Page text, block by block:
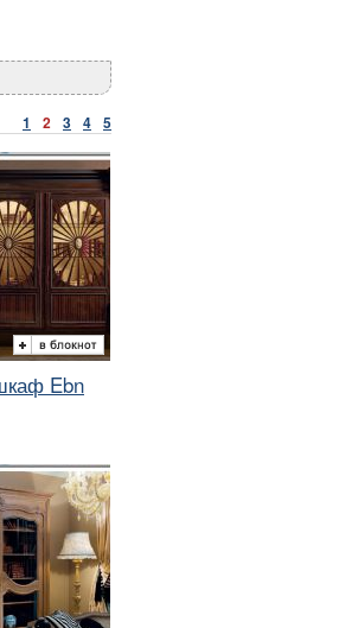
1 2 3 4 5
Ebn